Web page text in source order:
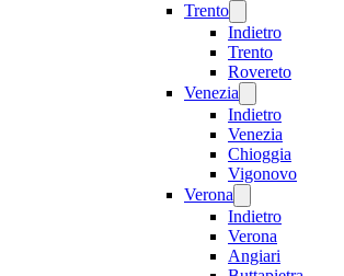
Trento
Indietro
Trento
Rovereto
Venezia
Indietro
Venezia
Chioggia
Vigonovo
Verona
Indietro
Verona
Angiari